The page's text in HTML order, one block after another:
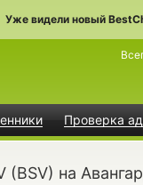
Уже видели новый
Проверка
на